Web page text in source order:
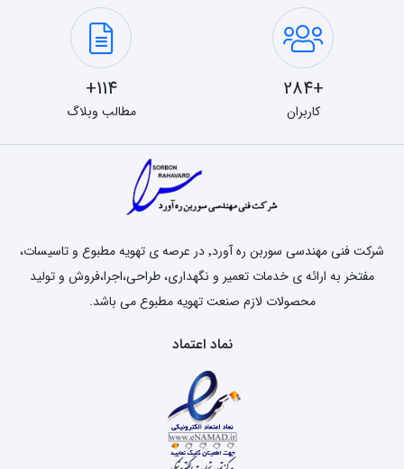
+284
کاربران
114+
مطالب وبلاگ
شرکت فنی مهندسی سوربن ره آورد٬ در عرصه ی تهویه مطبوع و تاسیسات،
مفتخر به ارائه ی خدمات تعمیر و نگهداری، طراحی،اجرا،فروش و تولید
محصولات لازم صنعت تهویه مطبوع می باشد.
نماد اعتماد